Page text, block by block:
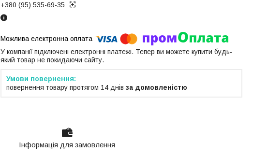
+380 (95) 535-69-35
У компанії підключені електронні платежі. Тепер ви можете купити будь-
який товар не покидаючи сайту.
повернення товару протягом 14 днів за домовленістю
Інформація для замовлення